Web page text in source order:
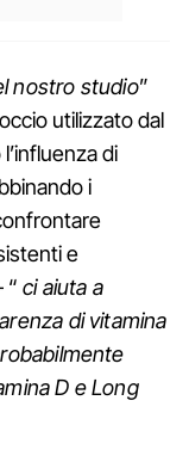
nostro studio”
utilizzato dal
di
i
e
“ ci aiuta a
di vitamina
D e Long